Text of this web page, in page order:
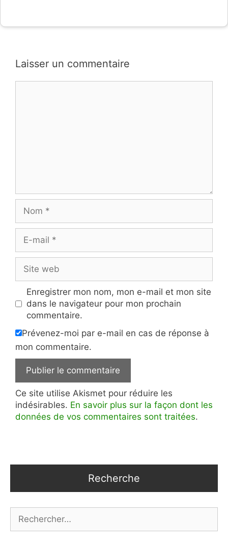
Laisser un commentaire
mail
web
Enregistrer mon nom, mon e-mail et mon site
dans le navigateur pour mon prochain
commentaire.
Prévenez-moi par e-mail en cas de réponse à
mon commentaire.
Ce site utilise Akismet pour réduire les
indésirables. En savoir plus sur la façon dont les
données de vos commentaires sont traitées.
Recherche